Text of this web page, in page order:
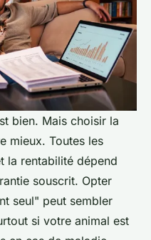
bien. Mais choisir la
mieux. Toutes les
la rentabilité dépend
souscrit. Opter
seul" peut sembler
si votre animal est